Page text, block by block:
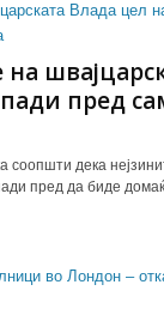
пред
соопшти дека
пред да биде